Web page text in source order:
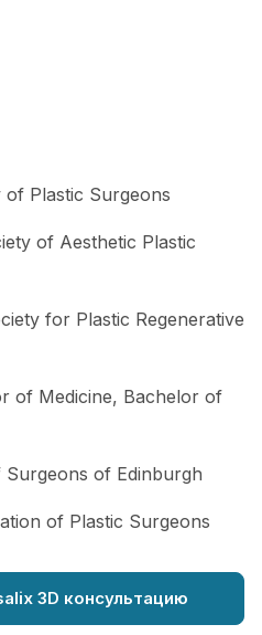
Plastic Surgeons
of Aesthetic Plastic
for Plastic Regenerative
of Medicine, Bachelor of
Surgeons of Edinburgh
of Plastic Surgeons
3D консультацию